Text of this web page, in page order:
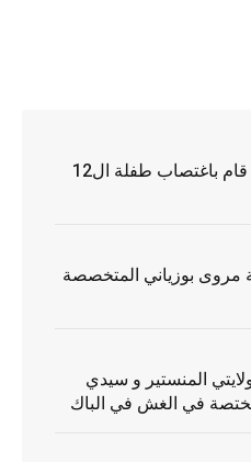
بنزرت: القبض على ثلاثيني قام باغتصاب طفلة ال12
مروى بوزياني المتخصصة
المنستير و سيدي
في الغش في الباك